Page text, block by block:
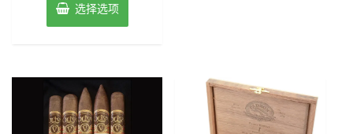
选择选项